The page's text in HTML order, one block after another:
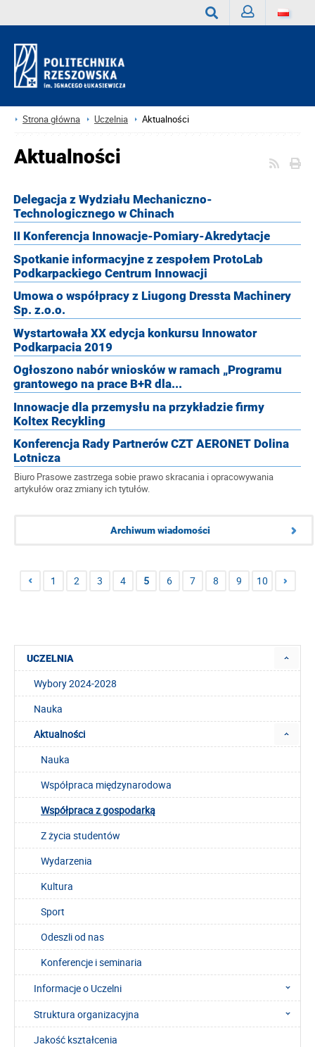
Strona główna Uczelnia Aktualności
Aktualności
Delegacja z Wydziału Mechaniczno-
Technologicznego w Chinach
II Konferencja Innowacje-Pomiary-Akredytacje
Spotkanie informacyjne z zespołem ProtoLab
Podkarpackiego Centrum Innowacji
Umowa o współpracy z Liugong Dressta Machinery
Sp. z.o.o.
Wystartowała XX edycja konkursu Innowator
Podkarpacia 2019
Ogłoszono nabór wniosków w ramach „Programu
grantowego na prace B+R dla...
Innowacje dla przemysłu na przykładzie firmy
Koltex Recykling
Konferencja Rady Partnerów CZT AERONET Dolina
Lotnicza
Biuro Prasowe zastrzega sobie prawo skracania i opracowywania
artykułów oraz zmiany ich tytułów.
Archiwum wiadomości
1 2 3 4 5 6 7 8 9 10
UCZELNIA
Wybory 2024-2028
Nauka
Aktualności
Nauka
Współpraca międzynarodowa
Współpraca z gospodarką
Z życia studentów
Wydarzenia
Kultura
Sport
Odeszli od nas
Konferencje i seminaria
Informacje o Uczelni
Struktura organizacyjna
Jakość kształcenia